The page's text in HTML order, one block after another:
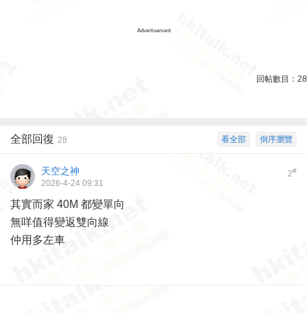
Advertisement
回帖數目： 28
倒序瀏覽
看全部
全部回復 28
2#
天空之神
2026-4-24 09:31
其實而家 40M 都變單向
無咩值得變返雙向線
仲用多左車